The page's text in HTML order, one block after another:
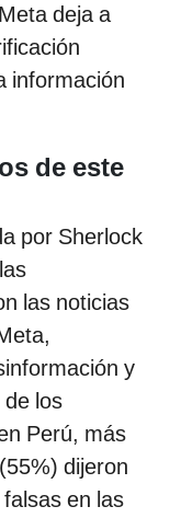
deja a
información
de este
por Sherlock
las noticias
y
los
Perú, más
dijeron
en las